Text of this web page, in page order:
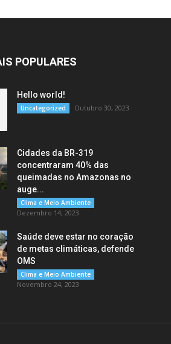
POPULARES
Hello world!
Uncategorized Outubro 30, 2023
Cidades da BR-319
concentraram 40% das
queimadas no Amazonas no
auge...
Clima e Meio Ambiente
Dezembro 14, 2023
Saúde deve estar no coração
de metas climáticas, defende
OMS
Clima e Meio Ambiente
Novembro 24, 2023